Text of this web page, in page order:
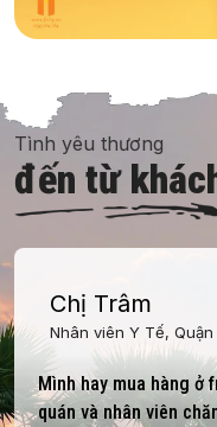
Tình yêu thương
đến từ
Chị Trâm
Nhân viên Y Tế, Quận
Mình hay mua hàng ở
quán và nhân viên